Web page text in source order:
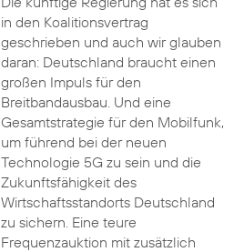
in den Koalitionsvertrag
geschrieben und auch wir glauben
daran: Deutschland braucht einen
großen Impuls für den
Breitbandausbau. Und eine
Gesamtstrategie für den Mobilfunk,
um führend bei der neuen
Technologie 5G zu sein und die
Zukunftsfähigkeit des
Wirtschaftsstandorts Deutschland
zu sichern. Eine teure
Frequenzauktion mit zusätzlich